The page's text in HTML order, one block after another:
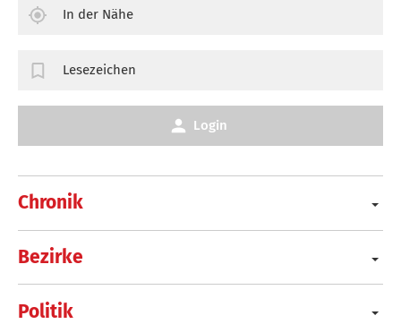
Chronik
Bezirke
Politik
In der Nähe
Lesezeichen
Login